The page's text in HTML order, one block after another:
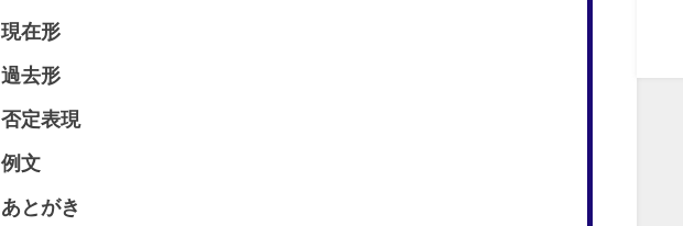
現在形
過去形
否定表現
例文
あとがき